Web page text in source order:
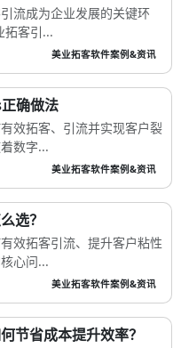
流成为企业发展的关键环
拓客引...
美业拓客软件案例&资讯
确做法
效拓客、引流并实现客户裂
数字...
美业拓客软件案例&资讯
选？
效拓客引流、提升客户粘性
心问...
美业拓客软件案例&资讯
节省成本提升效率？